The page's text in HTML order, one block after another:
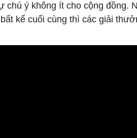
chú ý không ít cho cộng đồng.
kể cuối cùng thì các giải